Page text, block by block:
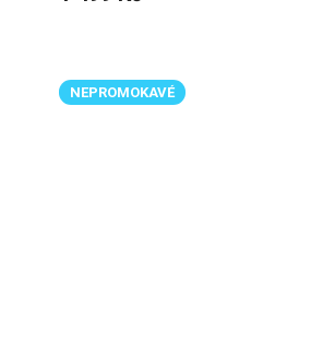
NEPROMOKAVÉ